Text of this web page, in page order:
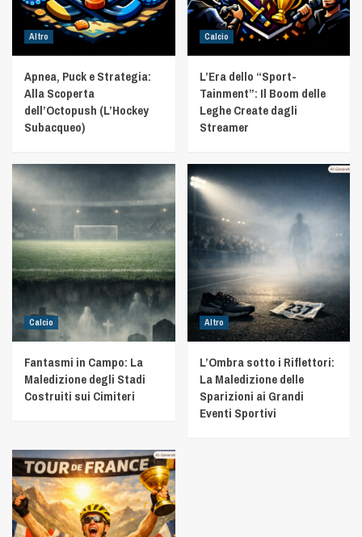
Altro
Apnea, Puck e Strategia:
Alla Scoperta
dell’Octopush (L’Hockey
Subacqueo)
Calcio
L’Era dello “Sport-
Tainment”: Il Boom delle
Leghe Create dagli
Streamer
Calcio
Fantasmi in Campo: La
Maledizione degli Stadi
Costruiti sui Cimiteri
Altro
L’Ombra sotto i Riflettori:
La Maledizione delle
Sparizioni ai Grandi
Eventi Sportivi